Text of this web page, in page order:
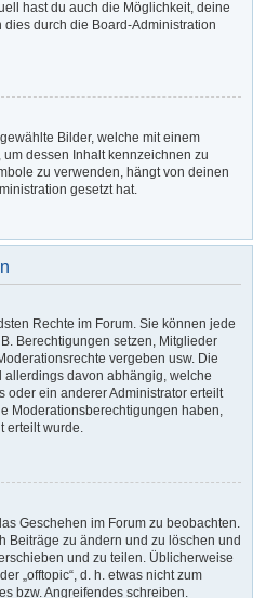
hast du auch die Möglichkeit, deine
durch die Board-Administration
Bilder, welche mit einem
dessen Inhalt kennzeichnen zu
zu verwenden, hängt von deinen
gesetzt hat.
Rechte im Forum. Sie können jede
Berechtigungen setzen, Mitglieder
vergeben usw. Die
allerdings davon abhängig, welche
oder ein anderer Administrator erteilt
Moderationsberechtigungen haben,
erteilt wurde.
Geschehen im Forum zu beobachten.
Beiträge zu ändern und zu löschen und
und zu teilen. Üblicherweise
„offtopic“, d. h. etwas nicht zum
bzw. Angreifendes schreiben.